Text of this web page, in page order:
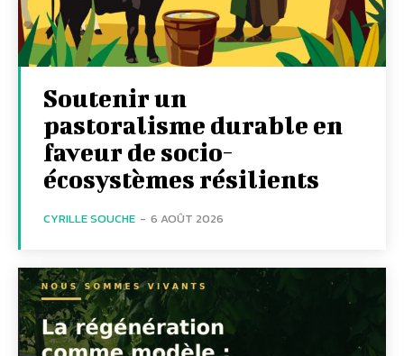
Soutenir un
pastoralisme durable en
faveur de socio-
écosystèmes résilients
CYRILLE SOUCHE - 6 AOÛT 2026